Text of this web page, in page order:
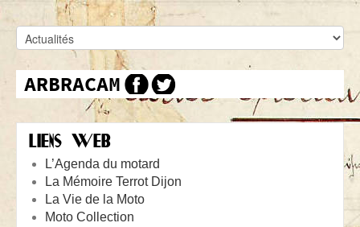
LIENS WEB
L’Agenda du motard
La Mémoire Terrot Dijon
La Vie de la Moto
Moto Collection